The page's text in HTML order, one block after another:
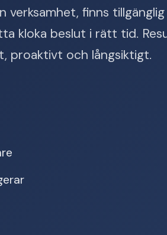
verksamhet, finns
kloka beslut i rätt tid.
proaktivt och långsiktigt.